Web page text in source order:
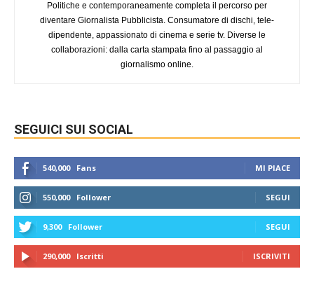
Politiche e contemporaneamente completa il percorso per
diventare Giornalista Pubblicista. Consumatore di dischi, tele-
dipendente, appassionato di cinema e serie tv. Diverse le
collaborazioni: dalla carta stampata fino al passaggio al
giornalismo online.
SEGUICI SUI SOCIAL
540,000 Fans MI PIACE
550,000 Follower SEGUI
9,300 Follower SEGUI
290,000 Iscritti ISCRIVITI